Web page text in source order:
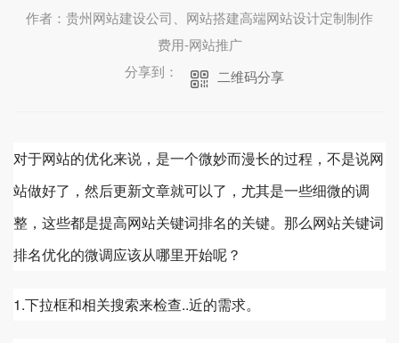
作者：贵州网站建设公司、网站搭建高端网站设计定制制作
费用-网站推广
分享到：
二维码分享
对于网站的优化来说，是一个微妙而漫长的过程，不是说网
站做好了，然后更新文章就可以了，尤其是一些细微的调
整，这些都是提高网站关键词排名的关键。那么网站关键词
排名优化的微调应该从哪里开始呢？
1.下拉框和相关搜索来检查..近的需求。